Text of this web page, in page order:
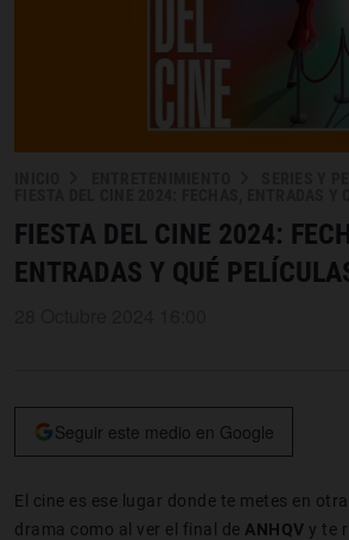
FIESTA DEL CINE 2024:
ENTRADAS Y QUÉ
Seguir este medio en Google
El cine es ese lugar donde te metes en
drama como al ver el final de ANHQV y te